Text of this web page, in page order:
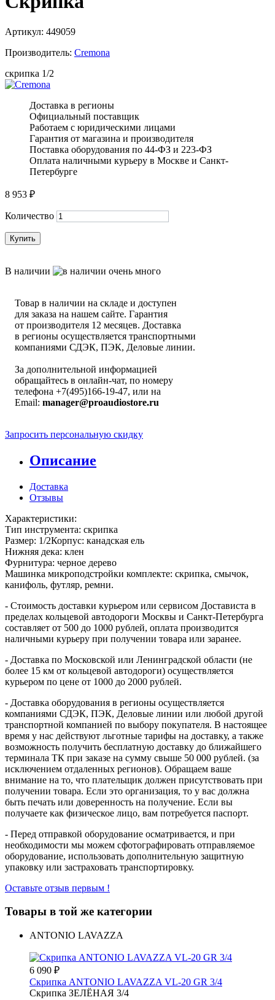
Артикул: 449059
Производитель: Cremona
скрипка 1/2
Доставка в регионы
Официальный поставщик
Работаем с юридическими лицами
Гарантия от магазина и производителя
Поставка оборудования по 44-ФЗ и 223-ФЗ
Оплата наличными курьеру в Москве и Санкт-
Петербурге
8 953 ₽
Количество
Купить
В наличии
Товар в наличии на складе и доступен
для заказа на нашем сайте. Гарантия
от производителя 12 месяцев. Доставка
в регионы осуществляется транспортными
компаниями СДЭК, ПЭК, Деловые линии.
За дополнительной информацией
обращайтесь в онлайн-чат, по номеру
телефона +7(495)166-19-47, или на
Email: manager@proaudiostore.ru
Запросить персональную скидку
Описание
Доставка
Отзывы
Характеристики:
Тип инструмента: скрипка
Размер: 1/2Корпус: канадская ель
Нижняя дека: клен
Фурнитура: черное дерево
Машинка микроподстройки комплекте: скрипка, смычок,
канифоль, футляр, ремни.
- Стоимость доставки курьером или сервисом Достависта в
пределах кольцевой автодороги Москвы и Санкт-Петербурга
составляет от 500 до 1000 рублей, оплата производится
наличными курьеру при получении товара или заранее.
- Доставка по Московской или Ленинградской области (не
более 15 км от кольцевой автодороги) осуществляется
курьером по цене от 1000 до 2000 рублей.
- Доставка оборудования в регионы осуществляется
компаниями СДЭК, ПЭК, Деловые линии или любой другой
транспортной компанией по выбору покупателя. В настоящее
время у нас действуют льготные тарифы на доставку, а также
возможность получить бесплатную доставку до ближайшего
терминала ТК при заказе на сумму свыше 50 000 рублей. (за
исключением отдаленных регионов). Обращаем ваше
внимание на то, что плательщик должен присутствовать при
получении товара. Если это организация, то у вас должна
быть печать или доверенность на получение. Если вы
получаете как физическое лицо, вам потребуется паспорт.
- Перед отправкой оборудование осматривается, и при
необходимости мы можем сфотографировать отправляемое
оборудование, использовать дополнительную защитную
упаковку или застраховать транспортировку.
Оставьте отзыв первым !
Товары в той же категории
ANTONIO LAVAZZA
6 090 ₽
Скрипка ANTONIO LAVAZZA VL-20 GR 3/4
Скрипка ЗЕЛЁНАЯ 3/4